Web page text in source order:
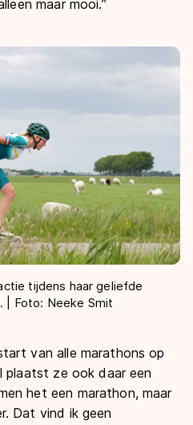
maar mooi.”
tijdens haar geliefde
| Foto: Neeke Smit
van alle marathons op
plaatst ze ook daar een
het een marathon, maar
Dat vind ik geen